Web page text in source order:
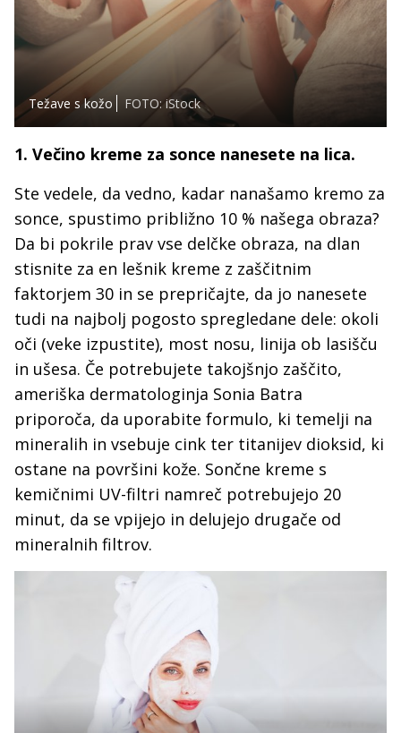
Težave s kožo FOTO: iStock
1. Večino kreme za sonce nanesete na lica.
Ste vedele, da vedno, kadar nanašamo kremo za
sonce, spustimo približno 10 % našega obraza?
Da bi pokrile prav vse delčke obraza, na dlan
stisnite za en lešnik kreme z zaščitnim
faktorjem 30 in se prepričajte, da jo nanesete
tudi na najbolj pogosto spregledane dele: okoli
oči (veke izpustite), most nosu, linija ob lasišču
in ušesa. Če potrebujete takojšnjo zaščito,
ameriška dermatologinja Sonia Batra
priporoča, da uporabite formulo, ki temelji na
mineralih in vsebuje cink ter titanijev dioksid, ki
ostane na površini kože. Sončne kreme s
kemičnimi UV-filtri namreč potrebujejo 20
minut, da se vpijejo in delujejo drugače od
mineralnih filtrov.